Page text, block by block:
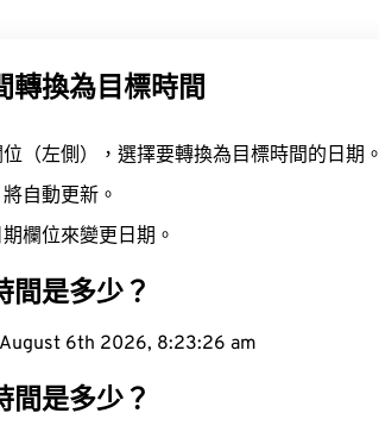
轉換為目標時間
（左側），選擇要轉換為目標時間的日期。
自動更新。
欄位來變更日期。
間是多少？
6th 2026, 8:23:27 am
間是多少？